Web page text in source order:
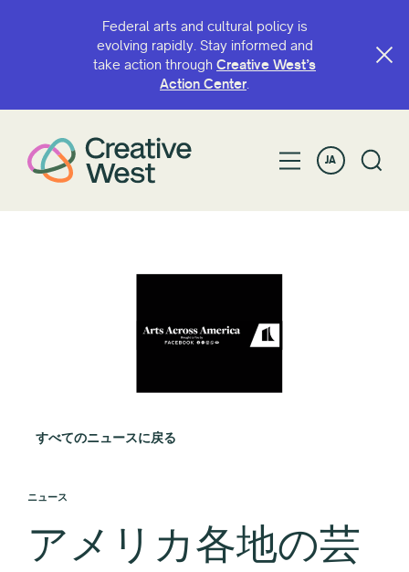
Federal arts and cultural policy is
evolving rapidly. Stay informed and
take action through Creative West’s
Action Center.
JA
すべてのニュースに戻る
ニュース
アメリカ各地の芸